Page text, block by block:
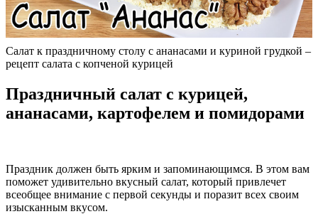
Салат к праздничному столу с ананасами и куриной грудкой –
рецепт салата с копченой курицей
Праздничный салат с курицей,
ананасами, картофелем и помидорами
Праздник должен быть ярким и запоминающимся. В этом вам
поможет удивительно вкусный салат, который привлечет
всеобщее внимание с первой секунды и поразит всех своим
изысканным вкусом.